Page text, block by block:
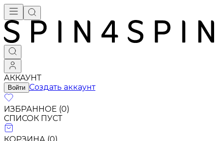
АККАУНТ
Войти Создать аккаунт
ИЗБРАННОЕ (0)
СПИСОК ПУСТ